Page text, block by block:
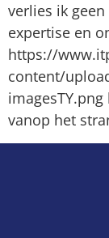
verlies ik
expertise en
https://
content/
vanop het